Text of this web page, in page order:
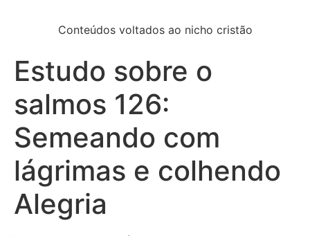
Conteúdos voltados ao nicho cristão
Estudo sobre o
salmos 126:
Semeando com
lágrimas e colhendo
Alegria